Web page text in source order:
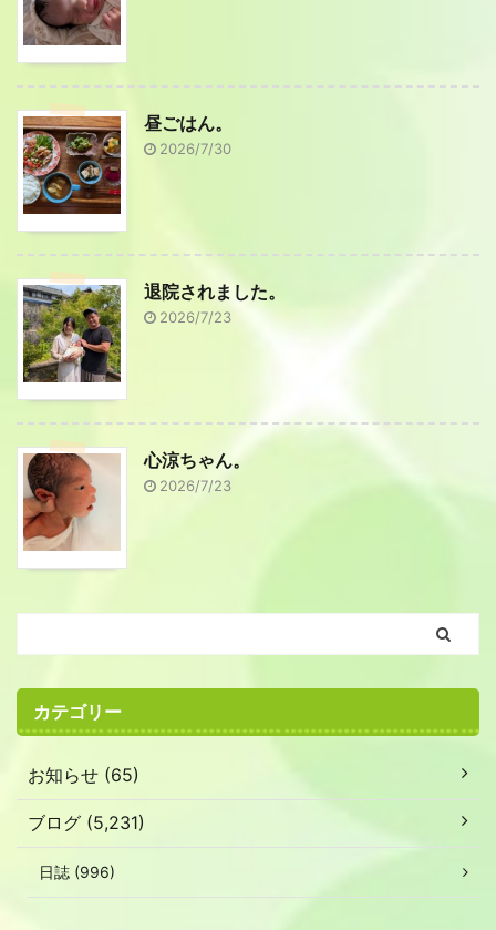
昼ごはん。
2026/7/30
退院されました。
2026/7/23
心涼ちゃん。
2026/7/23
カテゴリー
お知らせ (65)
ブログ (5,231)
日誌 (996)